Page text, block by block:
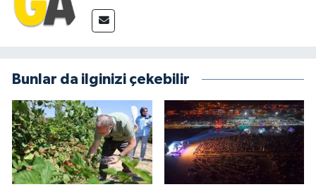
Bunlar da ilginizi çekebilir